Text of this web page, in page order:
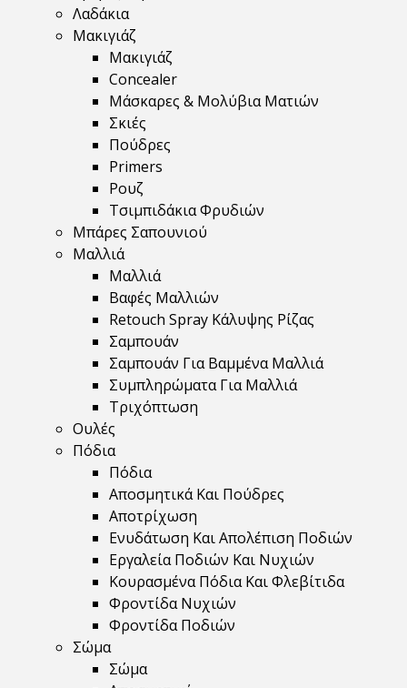
Λαδάκια
Μακιγιάζ
Μακιγιάζ
Concealer
Μάσκαρες & Μολύβια Ματιών
Σκιές
Πούδρες
Primers
Ρουζ
Τσιμπιδάκια Φρυδιών
Μπάρες Σαπουνιού
Μαλλιά
Μαλλιά
Βαφές Μαλλιών
Retouch Spray Κάλυψης Ρίζας
Σαμπουάν
Σαμπουάν Για Βαμμένα Μαλλιά
Συμπληρώματα Για Μαλλιά
Τριχόπτωση
Ουλές
Πόδια
Πόδια
Αποσμητικά Και Πούδρες
Αποτρίχωση
Ενυδάτωση Και Απολέπιση Ποδιών
Εργαλεία Ποδιών Και Νυχιών
Κουρασμένα Πόδια Και Φλεβίτιδα
Φροντίδα Νυχιών
Φροντίδα Ποδιών
Σώμα
Σώμα